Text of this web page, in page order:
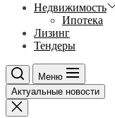
Недвижимость
Ипотека
Лизинг
Тендеры
Меню
Актуальные новости